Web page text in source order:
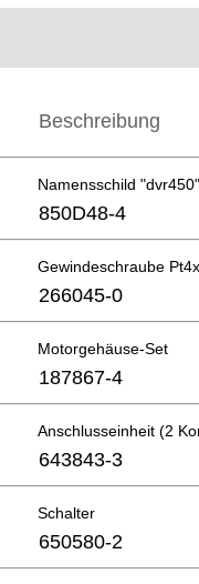
Beschreibung
Namensschild "dvr450"
850D48-4
Gewindeschraube
266045-0
Motorgehäuse-Set
187867-4
Anschlusseinheit (2
643843-3
Schalter
650580-2